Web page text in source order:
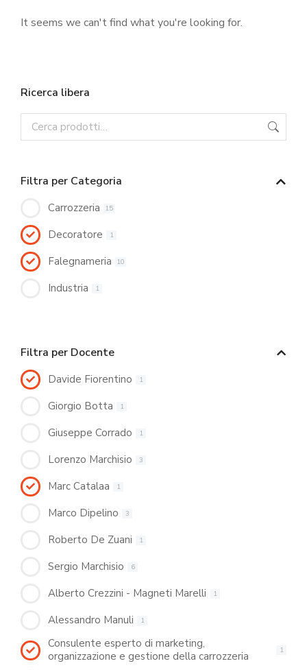
It seems we can't find what you're looking for.
Ricerca libera
Filtra per Categoria
Carrozzeria 15
Decoratore 1
Falegnameria 10
Industria 1
Filtra per Docente
Davide Fiorentino 1
Giorgio Botta 1
Giuseppe Corrado 1
Lorenzo Marchisio 3
Marc Catalaa 1
Marco Dipelino 3
Roberto De Zuani 1
Sergio Marchisio 6
Alberto Crezzini - Magneti Marelli 1
Alessandro Manuli 1
Consulente esperto di marketing,
organizzazione e gestione della carrozzeria
1